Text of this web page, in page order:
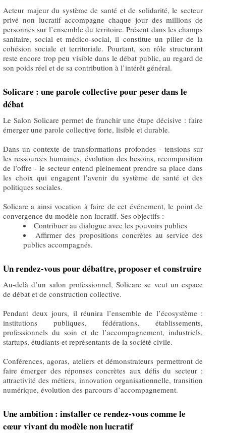
Acteur majeur du système de santé et de solidarité, le secteur
privé non lucratif accompagne chaque jour des millions de
personnes sur l’ensemble du territoire. Présent dans les champs
sanitaire, social et médico-social, il constitue un pilier de la
cohésion sociale et territoriale. Pourtant, son rôle structurant
reste encore trop peu visible dans le débat public, au regard de
son poids réel et de sa contribution à l’intérêt général.
Solicare : une parole collective pour peser dans le
débat
Le Salon Solicare permet de franchir une étape décisive : faire
émerger une parole collective forte, lisible et durable.
Dans un contexte de transformations profondes - tensions sur
les ressources humaines, évolution des besoins, recomposition
de l’offre - le secteur entend pleinement prendre sa place dans
les choix qui engagent l’avenir du système de santé et des
politiques sociales.
Solicare a ainsi vocation à faire de cet événement, le point de
convergence du modèle non lucratif. Ses objectifs :
Contribuer au dialogue avec les pouvoirs publics
Affirmer des propositions concrètes au service des
publics accompagnés.
Un rendez-vous pour débattre, proposer et construire
Au-delà d’un salon professionnel, Solicare se veut un espace
de débat et de construction collective.
Pendant deux jours, il réunira l’ensemble de l’écosystème :
institutions publiques, fédérations, établissements,
professionnels du soin et de l’accompagnement, industriels,
startups, étudiants et représentants de la société civile.
Conférences, agoras, ateliers et démonstrateurs permettront de
faire émerger des réponses concrètes aux défis du secteur :
attractivité des métiers, innovation organisationnelle, transition
numérique, évolution des parcours d’accompagnement.
Une ambition : installer ce rendez-vous comme le
cœur vivant du modèle non lucratif